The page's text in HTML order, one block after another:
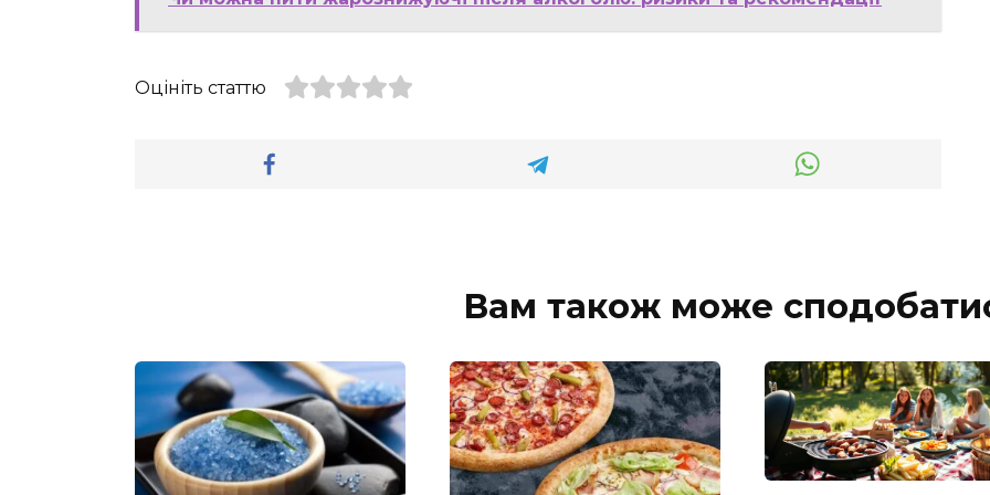
Оцініть статтю
Вам також може